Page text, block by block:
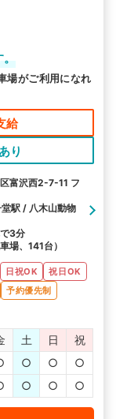
。
場がご利用になれ
給
あり
富沢西2-7-11 フ
駅 / 八木山動物
3分
場、141台）
日祝OK
祝日OK
予約優先制
土 日
祝
○ ○
○
○ ○ ○